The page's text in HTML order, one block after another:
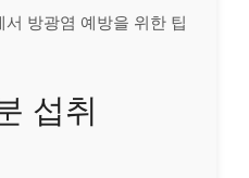
서 방광염 예방을 위한 팁
섭취